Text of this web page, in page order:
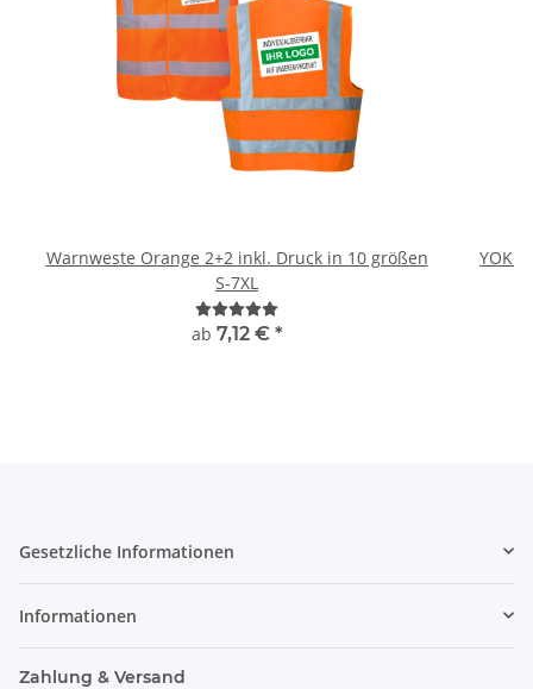
Warnweste Orange 2+2 inkl. Druck in 10 größen
S-7XL
ab 7,12 € *
Gesetzliche Informationen
Informationen
Zahlung & Versand